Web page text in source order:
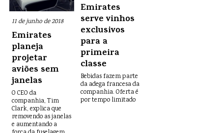
11 de junho de 2018
Emirates
planeja
projetar
aviões sem
janelas
O CEO da
companhia, Tim
Clark, explica que
removendo as janelas
e aumentando a
Emirates
serve vinhos
exclusivos
para a
primeira
classe
Bebidas fazem parte
da adega francesa da
companhia. Oferta é
por tempo limitado